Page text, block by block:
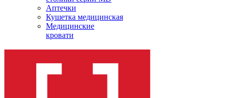
Аптечки
Кушетка медицинская
Медицинские
кровати